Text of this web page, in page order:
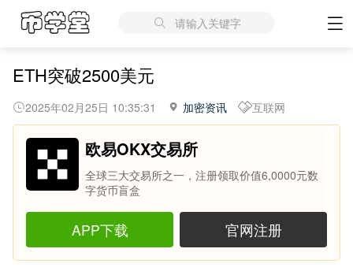
请输入关键字
ETH突破2500美元
2025年02月25日 10:35:31 加密资讯 互联网
欧易OKX交易所
全球三大交易所之一，注册领取价值6,0000元数
字货币盲盒
APP下载 官网注册